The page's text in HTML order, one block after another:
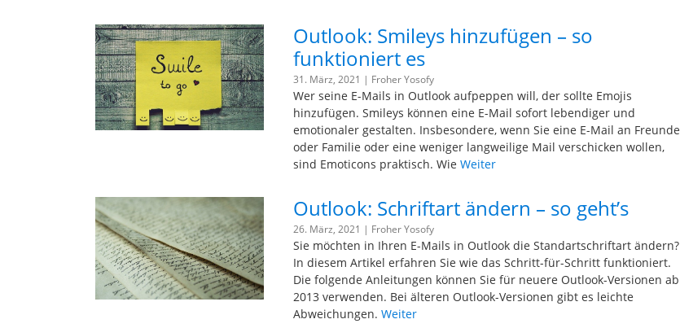
Outlook: Smileys hinzufügen – so
funktioniert es
31. März, 2021 | Froher Yosofy
Wer seine E-Mails in Outlook aufpeppen will, der sollte Emojis
hinzufügen. Smileys können eine E-Mail sofort lebendiger und
emotionaler gestalten. Insbesondere, wenn Sie eine E-Mail an Freunde
oder Familie oder eine weniger langweilige Mail verschicken wollen,
sind Emoticons praktisch. WieWeiter
Outlook: Schriftart ändern – so geht’s
26. März, 2021 | Froher Yosofy
Sie möchten in Ihren E-Mails in Outlook die Standartschriftart ändern?
In diesem Artikel erfahren Sie wie das Schritt-für-Schritt funktioniert.
Die folgende Anleitungen können Sie für neuere Outlook-Versionen ab
2013 verwenden. Bei älteren Outlook-Versionen gibt es leichte
Abweichungen.Weiter